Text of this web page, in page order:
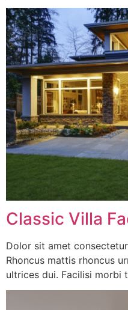
Classic Villa
Dolor sit amet
Rhoncus mattis rhoncus
ultrices dui. Facilisi morbi